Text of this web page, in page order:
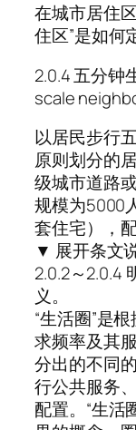
在城市居住
住区”是如何
2.0.4 五分钟
scale
以居民步行
原则划分的
级城市道路
规模为5000
套住宅），
▼ 展开条文
2.0.2～2.0.4
义。
“生活圈”是
求频率及其
分出的不同
行公共服务
配置。“生活